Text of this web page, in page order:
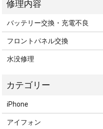
バッテリー交換・充電不良
フロントパネル交換
水没修理
iPhone
アイフォン